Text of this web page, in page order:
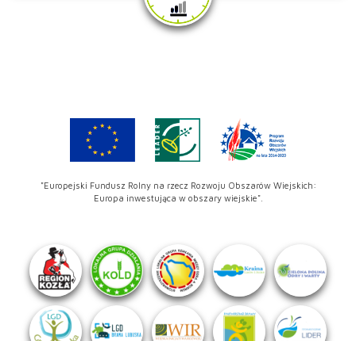
"Europejski Fundusz Rolny na rzecz Rozwoju Obszarów Wiejskich:
Europa inwestująca w obszary wiejskie".